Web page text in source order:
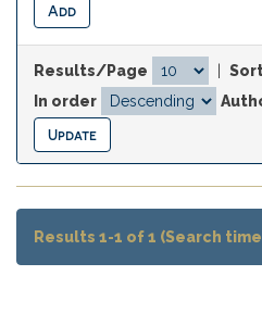
Results/Page
In order
Results 1-1 of 1 (Search